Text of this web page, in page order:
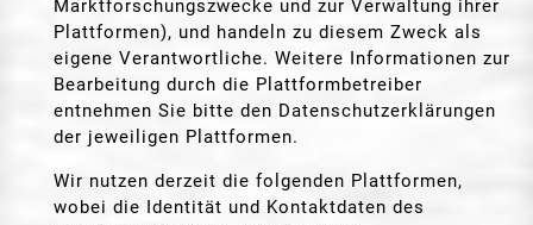
Marktforschungszwecke und zur Verwaltung ihrer
Plattformen), und handeln zu diesem Zweck als
eigene Verantwortliche. Weitere Informationen zur
Bearbeitung durch die Plattformbetreiber
entnehmen Sie bitte den Datenschutzerklärungen
der jeweiligen Plattformen.
Wir nutzen derzeit die folgenden Plattformen,
wobei die Identität und Kontaktdaten des